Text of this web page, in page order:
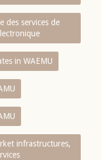
des services de
in WAEMU
infrastructures,